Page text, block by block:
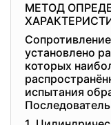
МЕТОД
установлено
которых
испытания